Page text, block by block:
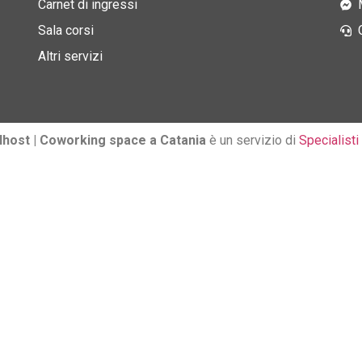
Carnet di ingressi
Sala corsi
Altri servizi
| Coworking space a Cataniaè un servizio di Specialisti